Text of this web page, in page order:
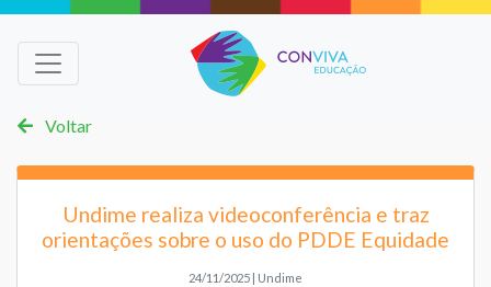
Voltar
Undime realiza videoconferência e traz
orientações sobre o uso do PDDE Equidade
24/11/2025 | Undime